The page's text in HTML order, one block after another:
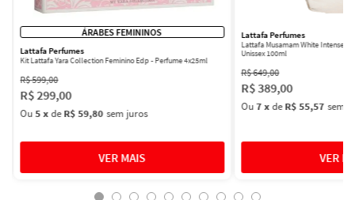
ÁRABES FEMININOS
Lattafa Perfumes
Kit Lattafa Yara Collection Feminino Edp - Perfume 4x25ml
R$599,00
R$299,00
Ou5 xdeR$ 59,80 sem juros
Lattafa Perfumes
Lattafa Musamam White Intense
Unissex 100ml
R$649,00
R$389,00
Ou7xdeR$ 55,57 sem